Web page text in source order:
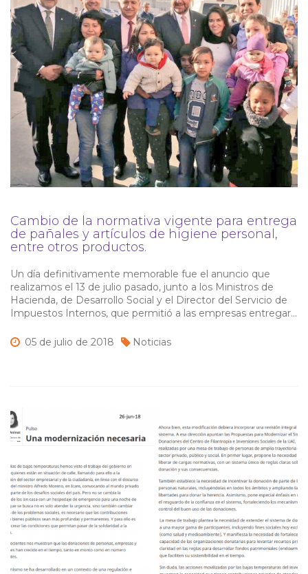
Cambio de la normativa vigente para entrega
de pañales y artículos de higiene personal,
entre otros productos.
Un día definitivamente memorable fue el anuncio que
realizamos el 13 de julio pasado, junto a los Ministros de
Hacienda, de Desarrollo Social y el Director del Servicio de
Impuestos Internos, que permitió a las empresas entregar
Ejecutivo facilita entrega de productos no alimenticios de
05 de julio de 2018 Noticias